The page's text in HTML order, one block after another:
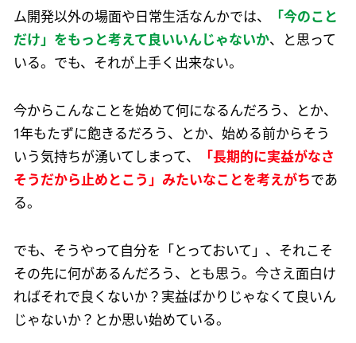
ム開発以外の場面や日常生活なんかでは、
「今のこと
だけ」をもっと考えて良いいんじゃないか、と思って
いる。でも、それが上手く出来ない。
今からこんなことを始めて何になるんだろう、とか、
1年もたずに飽きるだろう、とか、始める前からそう
いう気持ちが湧いてしまって、
「長期的に実益がなさ
そうだから止めとこう」みたいなことを考えがちであ
る。
でも、そうやって自分を「とっておいて」、それこそ
その先に何があるんだろう、とも思う。今さえ面白け
ればそれで良くないか？実益ばかりじゃなくて良いん
じゃないか？とか思い始めている。